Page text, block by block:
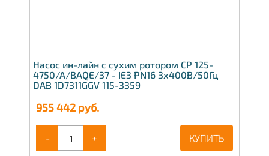
Насос ин-лайн с сухим ротором CP 125-
4750/A/BAQE/37 - IE3 PN16 3x400В/50Гц
DAB 1D7311GGV 115-3359
955 442 руб.
- + КУПИТЬ